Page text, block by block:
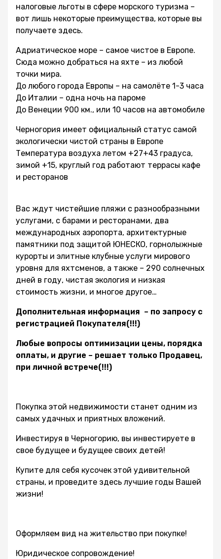
налоговые льготы в сфере морского туризма –
вот лишь некоторые преимущества, которые вы
получаете здесь.
Адриатическое море – самое чистое в Европе.
Сюда можно добраться на яхте – из любой
точки мира.
До любого города Европы – на самолёте 1-3 часа
До Италии – одна ночь на пароме
До Венеции 900 км., или 10 часов на автомобиле
Черногория имеет официальный статус самой
экологически чистой страны в Европе
Температура воздуха летом +27+43 градуса,
зимой +15, круглый год работают террасы кафе
и ресторанов
Вас ждут чистейшие пляжи с разнообразными
услугами, с барами и ресторанами, два
международных аэропорта, архитектурные
памятники под защитой ЮНЕСКО, горнолыжные
курорты и элитные клубные услуги мирового
уровня для яхтсменов, а также – 290 солнечных
дней в году, чистая экология и низкая
стоимость жизни, и многое другое…
Дополнительная информация – по запросу с
регистрацией Покупателя(!!!)
Любые вопросы оптимизации цены, порядка
оплаты, и другие – решает только Продавец,
при личной встрече(!!!)
Покупка этой недвижимости станет одним из
самых удачных и приятных вложений.
Инвестируя в Черногорию, вы инвестируете в
свое будущее и будущее своих детей!
Купите для себя кусочек этой удивительной
страны, и проведите здесь лучшие годы Вашей
жизни!
Оформляем вид на жительство при покупке!
Юридическое сопровождение!